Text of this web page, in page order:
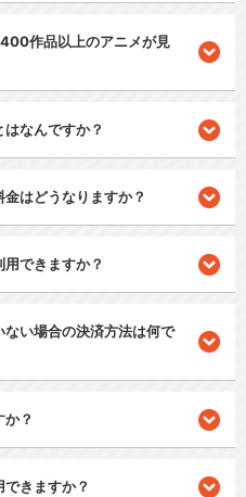
作品以上のアニメが見
はなんですか？
はどうなりますか？
できますか？
ない場合の決済方法は何で
？
きますか？